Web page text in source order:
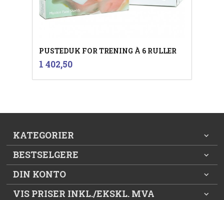
PUSTEDUK FOR TRENING À 6 RULLER
Pris
1 402,50mva.
KATEGORIER
BESTSELGERE
DIN KONTO
VIS PRISER INKL./EKSKL. MVA